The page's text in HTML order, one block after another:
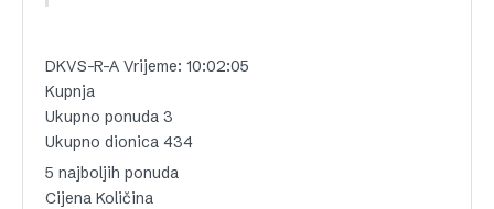
DKVS-R-A Vrijeme: 10:02:05
Kupnja
Ukupno ponuda 3
Ukupno dionica 434
5 najboljih ponuda
Cijena Količina